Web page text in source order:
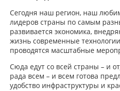
Сегодня наш регион, наш
лидеров страны по самым
развивается экономика,
жизнь современные
проводятся масштабные
Сюда едут со всей страны – и
рада всем – и всем готова
удобство инфраструктуры и